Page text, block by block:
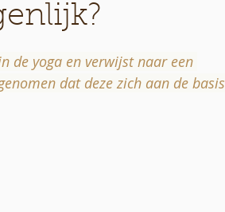
de yoga en verwijst naar een
dat deze zich aan de basis